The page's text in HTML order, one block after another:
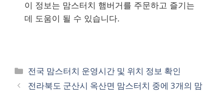
이 정보는 맘스터치 햄버거를 주문하고 즐기는
데 도움이 될 수 있습니다.
카
테
전국 맘스터치 운영시간 및 위치 정보 확인
전라북도 군산시 옥산면 맘스터치 중에 3개의 맘